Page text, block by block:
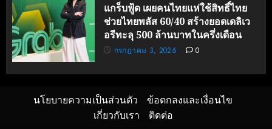
แกร็บฟู้ด เผยคนไทยแห่ใช้สิทธิ์ไทย
ช่วยไทยพลัส 60/40 สร้างยอดเดลิเว
อรีทะลุ 500 ล้านบาทในครึ่งเดือน
กรกฎาคม 3, 2026 0
นโยบายความเป็นส่วนตัว
ข้อตกลงและเงื่อนไข
เกี่ยวกับเรา
ติดต่อ